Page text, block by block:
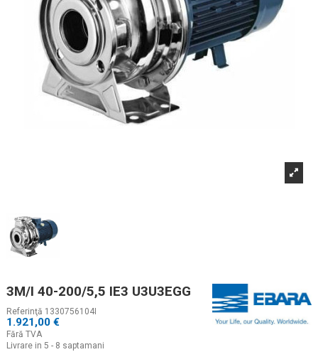
3M/I 40-200/5,5 IE3 U3U3EGG
Referinţă 1330756104I
1.921,00 €
Fără TVA
Livrare in 5 - 8 saptamani